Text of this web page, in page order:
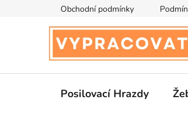
Obchodní podmínky
Posilovací Hrazdy